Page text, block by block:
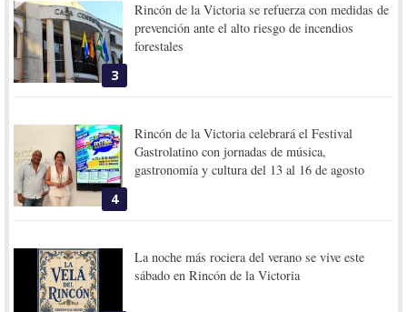
3
Rincón de la Victoria se refuerza con medidas de
prevención ante el alto riesgo de incendios
forestales
4
Rincón de la Victoria celebrará el Festival
Gastrolatino con jornadas de música,
gastronomía y cultura del 13 al 16 de agosto
La noche más rociera del verano se vive este
sábado en Rincón de la Victoria